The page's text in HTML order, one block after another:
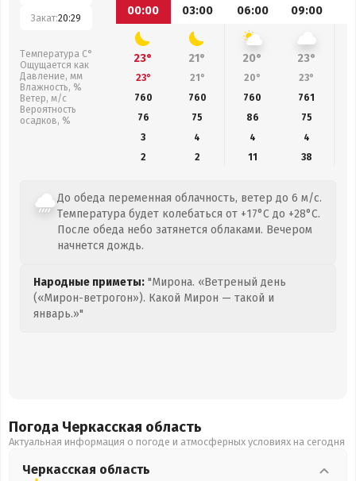
Закат:20:29
Температура С°
Ощущается как
Давление, мм
Влажность, %
Ветер, м/с
Вероятность
осадков, %
00:00
03:00 06:00 09:00
23° 21° 20° 23°
23° 21° 20° 23°
760
760 760 761
76
75 86 75
3
4 4
4
2
2 11 38
До обеда переменная облачность, ветер до 6 м/с.
Температура будет колебаться от +17°C до +28°C.
После обеда небо затянется облаками. Вечером
начнется дождь.
Народные приметы: "Мирона. «Ветреный день
(«Мирон-ветрогон»). Какой Мирон — такой и
январь.»"
Погода Черкасская область
Актуальная информация о погоде и атмосферных условиях на сегодня
Черкасская область